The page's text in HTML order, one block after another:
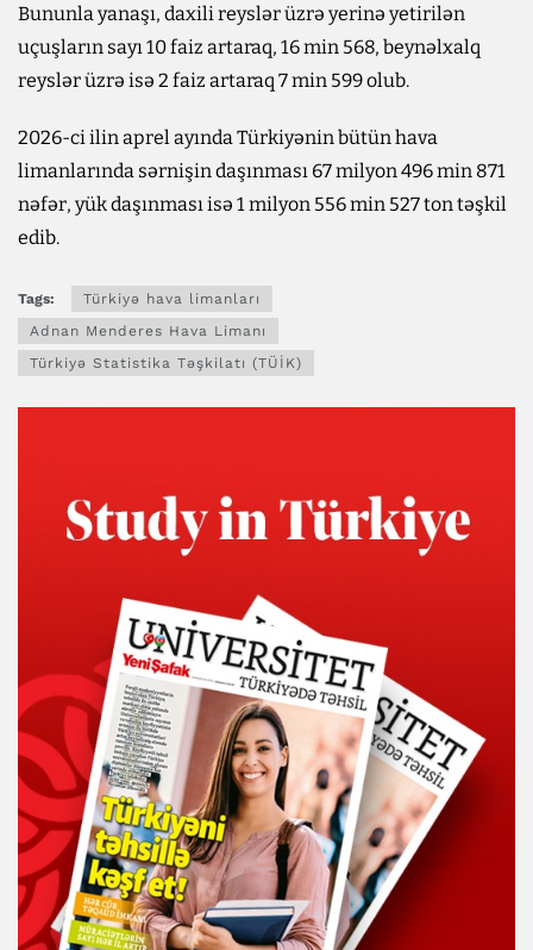
Bununla yanaşı, daxili reyslər üzrə yerinə yetirilən
uçuşların sayı 10 faiz artaraq, 16 min 568, beynəlxalq
reyslər üzrə isə 2 faiz artaraq 7 min 599 olub.
2026-ci ilin aprel ayında Türkiyənin bütün hava
limanlarında sərnişin daşınması 67 milyon 496 min 871
nəfər, yük daşınması isə 1 milyon 556 min 527 ton təşkil
edib.
Tags:
Türkiyə hava limanları
Adnan Menderes Hava Limanı
Türkiyə Statistika Təşkilatı (TÜİK)